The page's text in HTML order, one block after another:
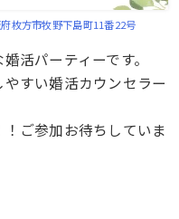
枚方市牧野下島町11番22号
活パーティーです。
すい婚活カウンセラー
ご参加お待ちしていま